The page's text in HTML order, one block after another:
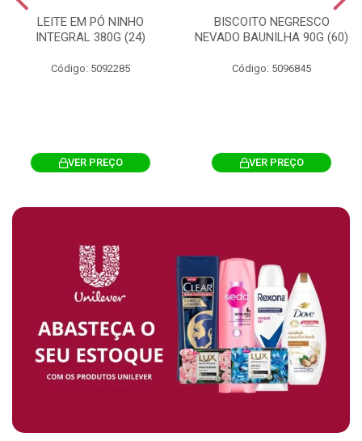
LEITE EM PÓ NINHO
INTEGRAL 380G (24)
Código: 5092285
VER PREÇO
BISCOITO NEGRESCO
NEVADO BAUNILHA 90G (60)
Código: 5096845
VER PREÇO